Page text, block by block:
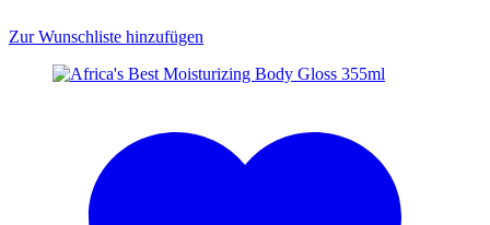
Zur Wunschliste hinzufügen